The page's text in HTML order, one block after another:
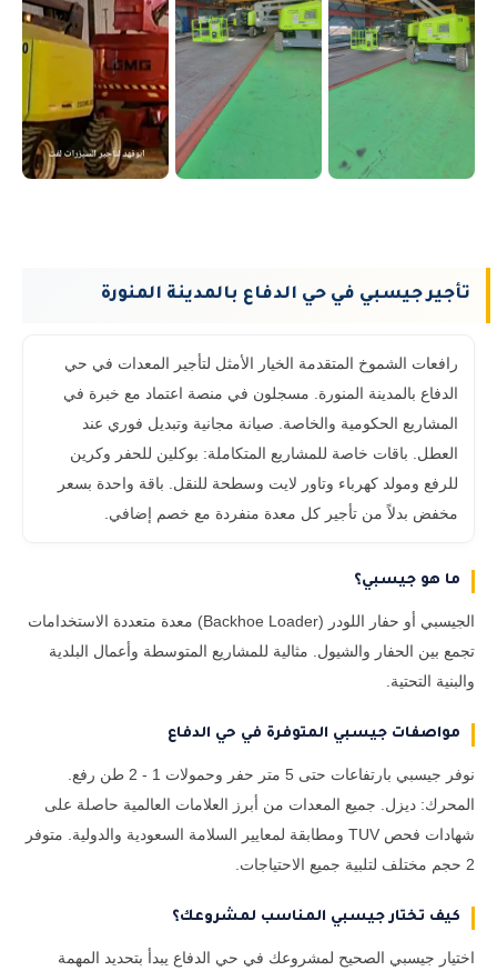
تأجير جيسبي في حي الدفاع بالمدينة المنورة
رافعات الشموخ المتقدمة الخيار الأمثل لتأجير المعدات في حي
الدفاع بالمدينة المنورة. مسجلون في منصة اعتماد مع خبرة في
المشاريع الحكومية والخاصة. صيانة مجانية وتبديل فوري عند
العطل. باقات خاصة للمشاريع المتكاملة: بوكلين للحفر وكرين
للرفع ومولد كهرباء وتاور لايت وسطحة للنقل. باقة واحدة بسعر
مخفض بدلاً من تأجير كل معدة منفردة مع خصم إضافي.
ما هو جيسبي؟
الجيسبي أو حفار اللودر (Backhoe Loader) معدة متعددة الاستخدامات
تجمع بين الحفار والشيول. مثالية للمشاريع المتوسطة وأعمال البلدية
والبنية التحتية.
مواصفات جيسبي المتوفرة في حي الدفاع
نوفر جيسبي بارتفاعات حتى 5 متر حفر وحمولات 1 - 2 طن رفع.
المحرك: ديزل. جميع المعدات من أبرز العلامات العالمية حاصلة على
شهادات فحص TUV ومطابقة لمعايير السلامة السعودية والدولية. متوفر
2 حجم مختلف لتلبية جميع الاحتياجات.
كيف تختار جيسبي المناسب لمشروعك؟
اختيار جيسبي الصحيح لمشروعك في حي الدفاع يبدأ بتحديد المهمة